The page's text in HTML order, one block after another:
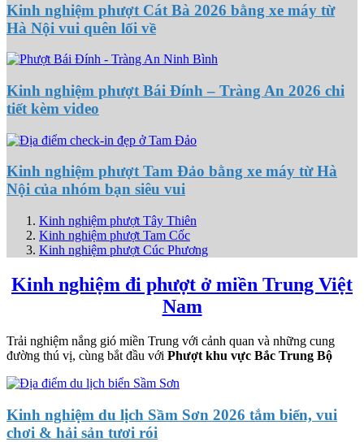
Kinh nghiệm phượt Cát Bà 2026 bằng xe máy từ
Hà Nội vui quên lối về
Kinh nghiệm phượt Bái Đính – Tràng An 2026 chi
tiết kèm video
Kinh nghiệm phượt Tam Đảo bằng xe máy từ Hà
Nội của nhóm bạn siêu vui
Kinh nghiệm phượt Tây Thiên
Kinh nghiệm phượt Tam Cốc
Kinh nghiệm phượt Cúc Phương
Kinh nghiệm đi phượt ở miền Trung Việt
Nam
Trải nghiệm nắng gió miền Trung với cảnh quan và những cung
đường thú vị, cùng bắt đầu với Phượt khu vực Bắc Trung Bộ
Kinh nghiệm du lịch Sầm Sơn 2026 tắm biển, vui
chơi & hải sản tươi rói